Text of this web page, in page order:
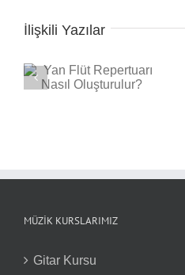
İlişkili Yazılar
Yan Flütte Dil
MÜZIK KURSLARIMIZ
Gitar Kursu